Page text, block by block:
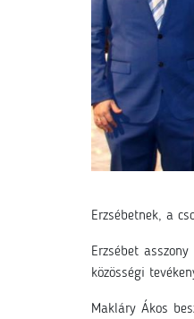
Erzsébetnek, a
Erzsébet
közösségi
Makláry Ákos